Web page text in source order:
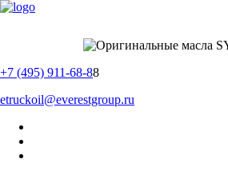
+7 (495) 911-68-88
etruckoil@everestgroup.ru